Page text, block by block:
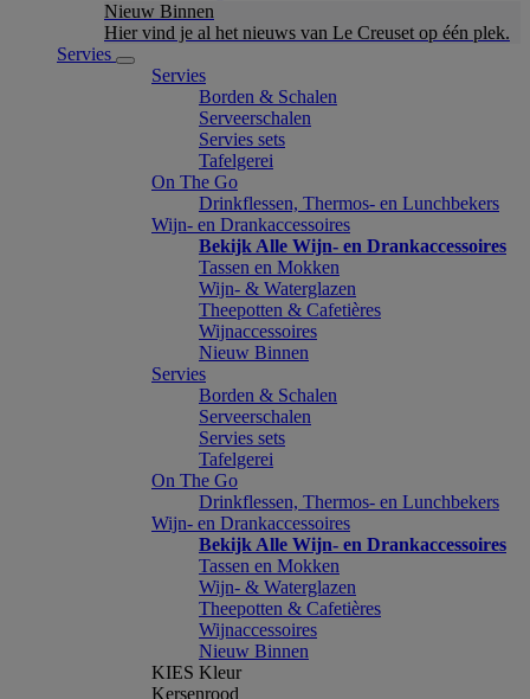
Nieuw Binnen
Hier vind je al het nieuws van Le Creuset op één plek.
Servies
Servies
Borden & Schalen
Serveerschalen
Servies sets
Tafelgerei
On The Go
Drinkflessen, Thermos- en Lunchbekers
Wijn- en Drankaccessoires
Bekijk Alle Wijn- en Drankaccessoires
Tassen en Mokken
Wijn- & Waterglazen
Theepotten & Cafetières
Wijnaccessoires
Nieuw Binnen
Servies
Borden & Schalen
Serveerschalen
Servies sets
Tafelgerei
On The Go
Drinkflessen, Thermos- en Lunchbekers
Wijn- en Drankaccessoires
Bekijk Alle Wijn- en Drankaccessoires
Tassen en Mokken
Wijn- & Waterglazen
Theepotten & Cafetières
Wijnaccessoires
Nieuw Binnen
KIES Kleur
Kersenrood